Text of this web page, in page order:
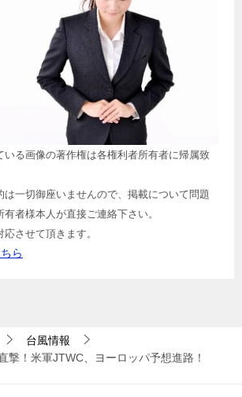
いる画像の著作権は各権利者所有者に帰属致
は一切御座いませんので、掲載について問題
者様本人が直接ご連絡下さい。
させて頂きます。
ら
台風情報
撃！米軍JTWC、ヨーロッパ予想進路！